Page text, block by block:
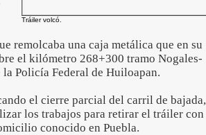
Tráiler volcó.
remolcaba una caja metálica que en su
el kilómetro 268+300 tramo Nogales-
Policía Federal de Huiloapan.
el cierre parcial del carril de bajada,
los trabajos para retirar el tráiler con
conocido en Puebla.